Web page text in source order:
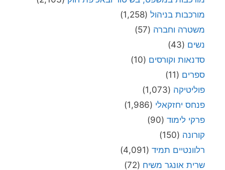
מורכבות בניהול (1,258)
משטרה וחברה (57)
נשים (43)
סדנאות וקורסים (10)
ספרים (11)
פוליטיקה (1,073)
פנחס יחזקאלי (1,986)
פרקי לימוד (90)
קורונה (150)
רלוונטיים תמיד (4,091)
שרית אונגר משיח (72)